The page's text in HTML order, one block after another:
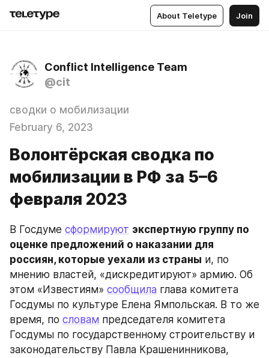
About Teletype Join
Conflict Intelligence Team
@cit
сводки о мобилизации
February 6, 2023
Волонтёрская сводка по
мобилизации в РФ за 5–6
февраля 2023
В Госдуме сформируют экспертную группу по
оценке предложений о наказании для
россиян, которые уехали из страны и, по
мнению властей, «дискредитируют» армию. Об
этом «Известиям» сообщила глава комитета
Госдумы по культуре Елена Ямпольская. В то же
время, по словам председателя комитета
Госдумы по государственному строительству и
законодательству Павла Крашенинникова,